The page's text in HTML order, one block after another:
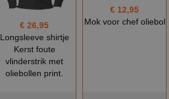
€ 26,95
Longsleeve shirtje
Kerst foute
vlinderstrik met
oliebollen print.
€ 12,95
Mok voor chef oliebol